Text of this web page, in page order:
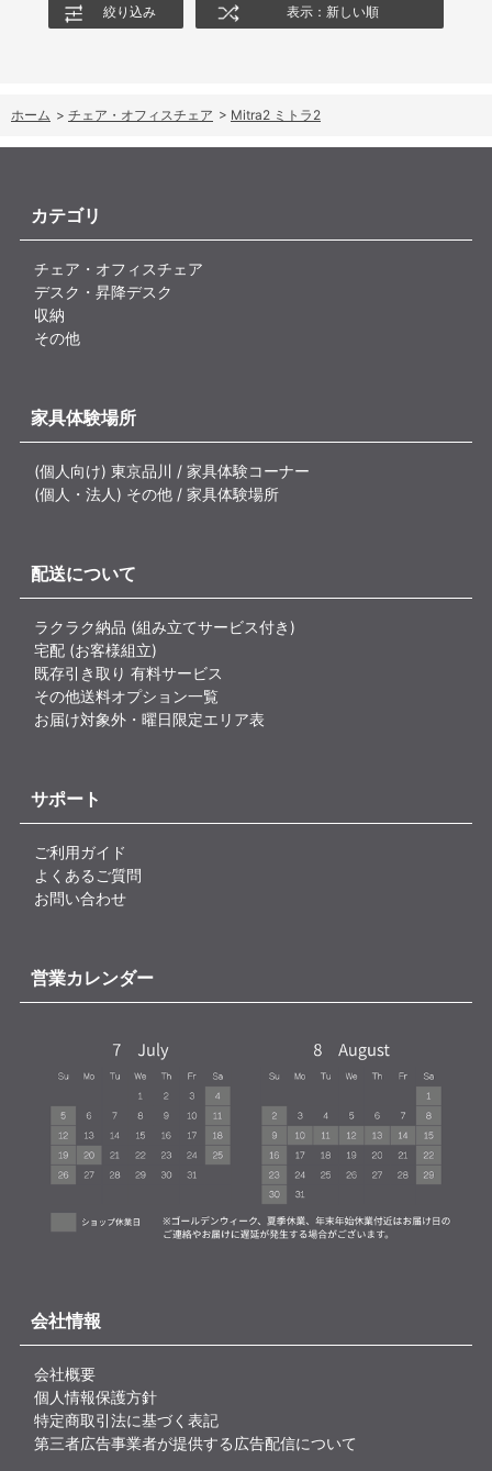
絞り込み 表示：新しい順
ホーム > チェア・オフィスチェア > Mitra2 ミトラ2
カテゴリ
チェア・オフィスチェア
デスク・昇降デスク
収納
その他
家具体験場所
(個人向け) 東京品川 / 家具体験コーナー
(個人・法人) その他 / 家具体験場所
配送について
ラクラク納品 (組み立てサービス付き)
宅配 (お客様組立)
既存引き取り 有料サービス
その他送料オプション一覧
お届け対象外・曜日限定エリア表
サポート
ご利用ガイド
よくあるご質問
お問い合わせ
営業カレンダー
会社情報
会社概要
個人情報保護方針
特定商取引法に基づく表記
第三者広告事業者が提供する広告配信について